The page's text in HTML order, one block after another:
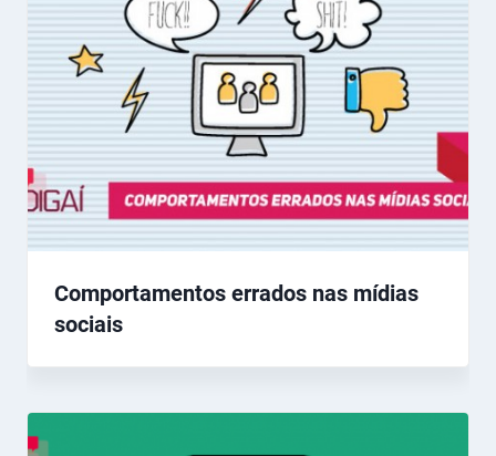
Comportamentos errados nas mídias
sociais